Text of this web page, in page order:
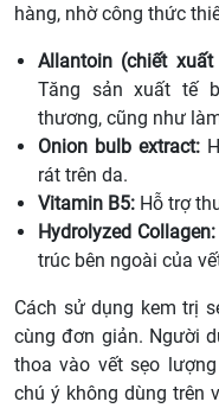
hàng, nhờ công thức
Allantoin (chiết
Tăng sản xuất tế
thương, cũng như
Onion bulb extract:
rát trên da.
Vitamin B5: Hỗ trợ
Hydrolyzed Collagen:
trúc bên ngoài của
Cách sử dụng kem trị
cùng đơn giản. Người
thoa vào vết sẹo
chú ý không dùng trên